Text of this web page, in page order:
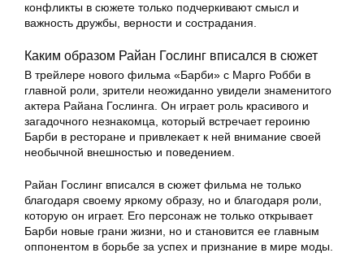
конфликты в сюжете только подчеркивают смысл и
важность дружбы, верности и сострадания.
Каким образом Райан Гослинг вписался в сюжет
В трейлере нового фильма «Барби» с Марго Робби в
главной роли, зрители неожиданно увидели знаменитого
актера Райана Гослинга. Он играет роль красивого и
загадочного незнакомца, который встречает героиню
Барби в ресторане и привлекает к ней внимание своей
необычной внешностью и поведением.
Райан Гослинг вписался в сюжет фильма не только
благодаря своему яркому образу, но и благодаря роли,
которую он играет. Его персонаж не только открывает
Барби новые грани жизни, но и становится ее главным
оппонентом в борьбе за успех и признание в мире моды.